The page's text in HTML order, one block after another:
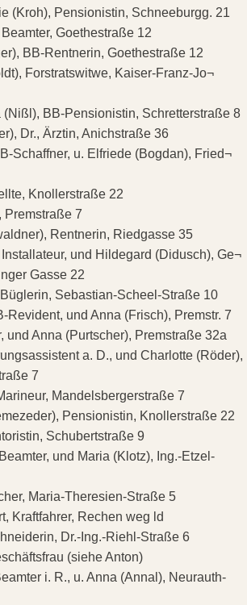
(Kroh), Pensionistin, Schneeburgg. 21
Goethestraße 12
BB-Rentnerin, Goethestraße 12
Forstratswitwe, Kaiser-Franz-Jo¬
(Nißl), BB-Pensionistin, Schretterstraße 8
Dr., Ärztin, Anichstraße 36
Schaffner, u. Elfriede (Bogdan), Fried¬
Knollerstraße 22
7
Rentnerin, Riedgasse 35
und Hildegard (Didusch), Ge¬
Gasse 22
Sebastian-Scheel-Straße 10
und Anna (Frisch), Premstr. 7
Anna (Purtscher), Premstraße 32a
a. D., und Charlotte (Röder),
7
Mandelsbergerstraße 7
Pensionistin, Knollerstraße 22
Schubertstraße 9
und Maria (Klotz), Ing.-Etzel-
Maria-Theresien-Straße 5
Kraftfahrer, Rechen weg ld
Dr.-Ing.-Riehl-Straße 6
(siehe Anton)
i. R., u. Anna (Annal), Neurauth-